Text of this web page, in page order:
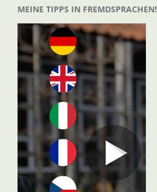
MEINE TIPPS IN FREMDSPRACHEN!